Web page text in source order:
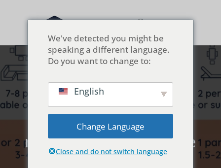
Größentabelle für
Sonnenschirme: So
messen Sie die richtige
Größe für Ihren Tisch
We've detected you might be
speaking a different language.
Do you want to change to:
English
Change Language
Close and do not switch language